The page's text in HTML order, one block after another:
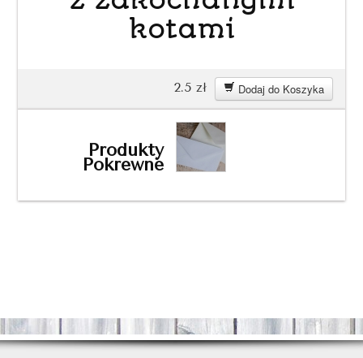
kotami
Dodaj do Koszyka
2.5zł
Produkty
Pokrewne